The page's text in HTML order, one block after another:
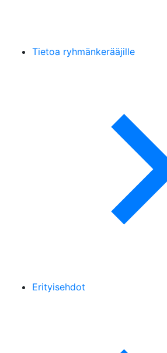
Tietoa ryhmänkerääjille
Erityisehdot